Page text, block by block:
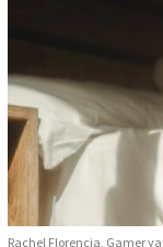
Rachel Florencia, Gamer